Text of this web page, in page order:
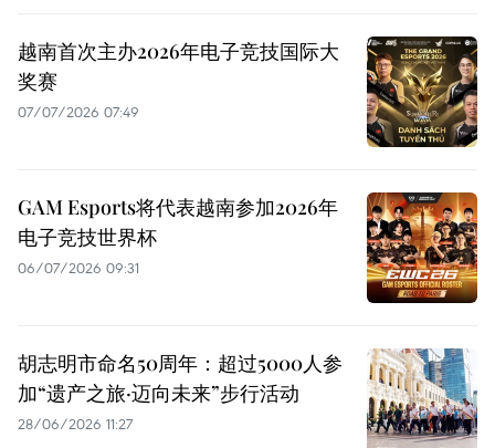
越南首次主办2026年电子竞技国际大
奖赛
07/07/2026 07:49
GAM Esports将代表越南参加2026年
电子竞技世界杯
06/07/2026 09:31
胡志明市命名50周年：超过5000人参
加“遗产之旅·迈向未来”步行活动
28/06/2026 11:27